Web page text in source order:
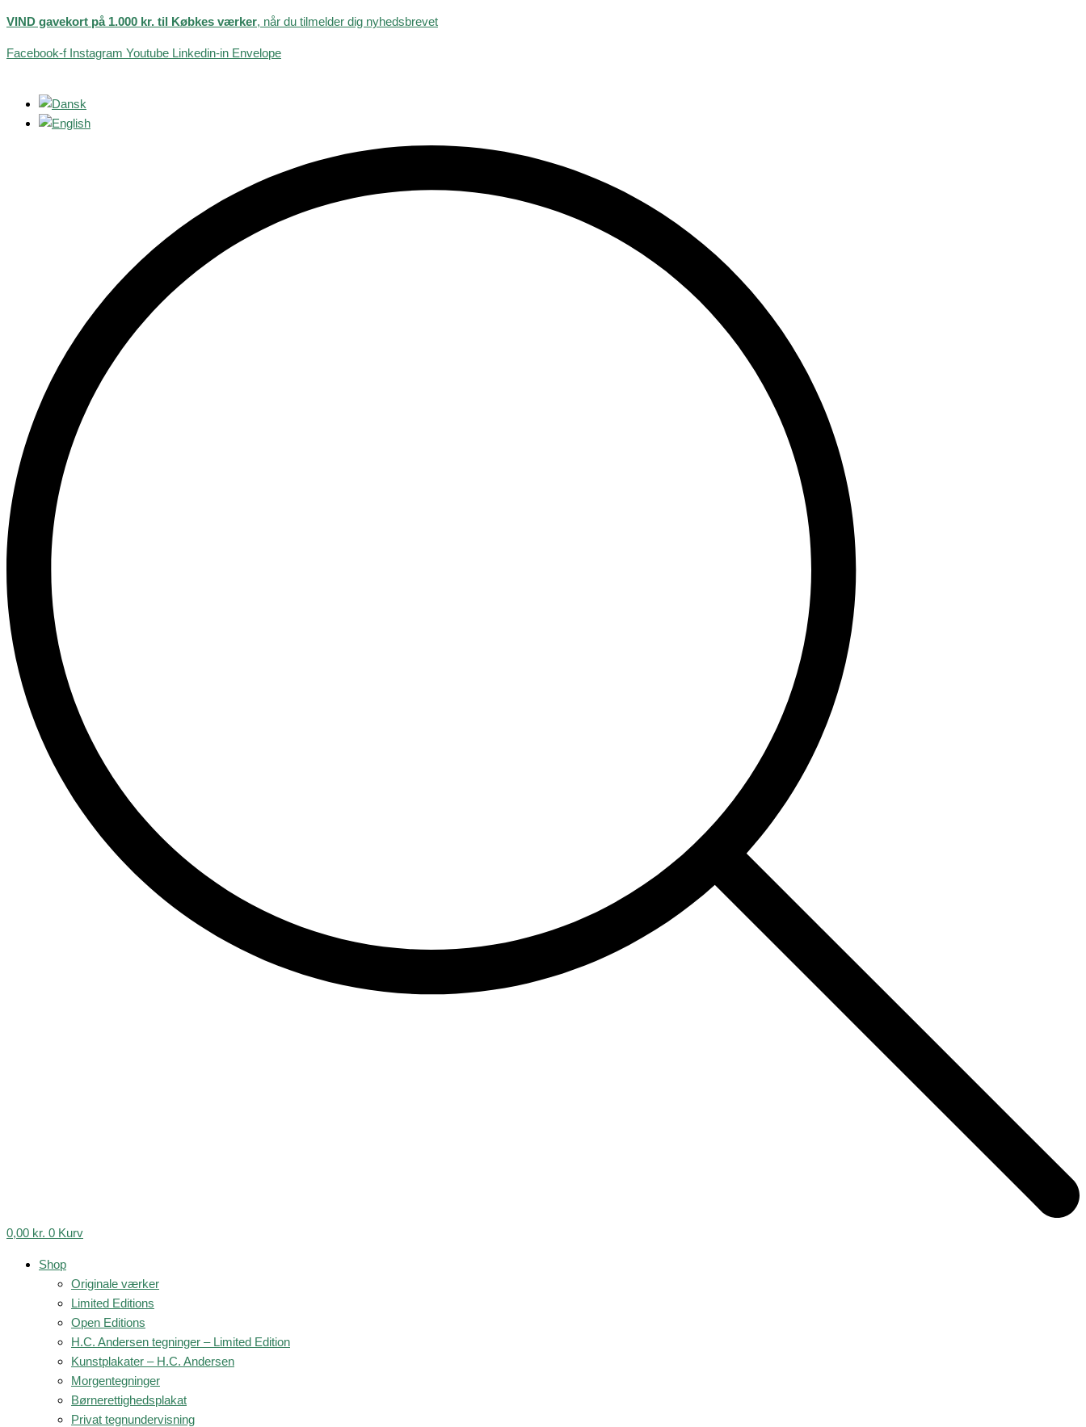
til
indholdet
VIND gavekort på 1.000 kr. til Købkes værker, når du tilmelder dig nyhedsbrevet
Facebook-f Instagram Youtube Linkedin-in Envelope
0,00 kr. 0 Kurv
Shop
Originale værker
Limited Editions
Open Editions
H.C. Andersen tegninger – Limited Edition
Kunstplakater – H.C. Andersen
Morgentegninger
Børnerettighedsplakat
Privat tegnundervisning
search